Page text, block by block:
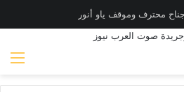
محترف وموقف ياو أنور